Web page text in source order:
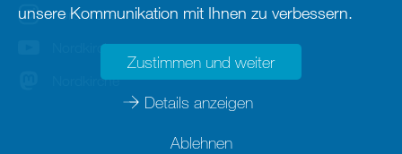
nordkirche
Nordkirche
Nordkirche
unsere Kommunikation mit Ihnen zu verbessern.
Zustimmen und weiter
Details anzeigen
Ablehnen